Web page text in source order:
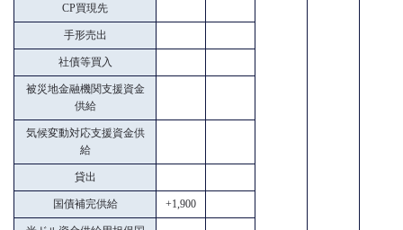
CP買現先
手形売出
社債等買入
被災地金融機関支援資金
供給
気候変動対応支援資金供
給
貸出
国債補完供給 +1,900